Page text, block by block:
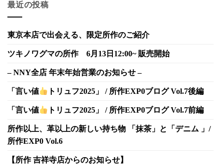
最近の投稿
東京本店で出会える、限定所作のご紹介
ツキノワグマの所作 6月13日12:00~ 販売開始
– NNY全店 年末年始営業のお知らせ –
「言い値 トリュフ2025」 / 所作EXP0ブログ Vol.7後編
「言い値 トリュフ2025」 / 所作EXP0ブログ Vol.7前編
所作以上、革以上の新しい持ち物 「抹茶」と「デニム 」/
所作EXP0 Vol.6
【所作 吉祥寺店からのお知らせ】